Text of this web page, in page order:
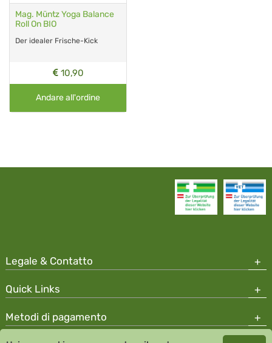
Mag. Müntz Yoga Balance
Roll On BIO
Der idealer Frische-Kick
10,90
Andare all'ordine
Legale & Contatto
Quick Links
Metodi di pagamento